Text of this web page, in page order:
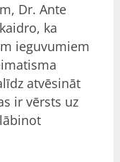
Dr. Ante
ka
ieguvumiem
atvēsināt
ir vērsts uz